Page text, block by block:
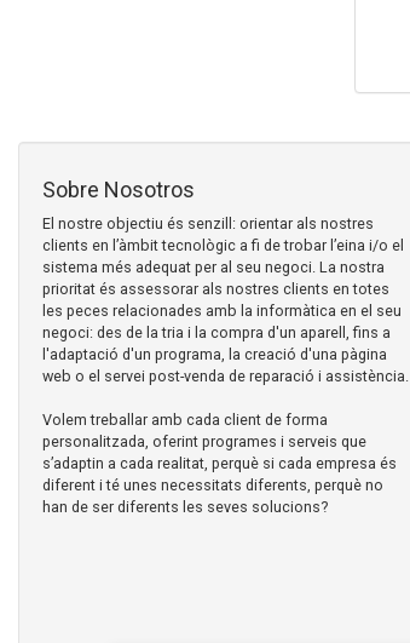
Sobre Nosotros
El nostre objectiu és senzill: orientar als nostres
clients en l’àmbit tecnològic a fi de trobar l’eina i/o el
sistema més adequat per al seu negoci. La nostra
prioritat és assessorar als nostres clients en totes
les peces relacionades amb la informàtica en el seu
negoci: des de la tria i la compra d'un aparell, fins a
l'adaptació d'un programa, la creació d'una pàgina
web o el servei post-venda de reparació i assistència.
Volem treballar amb cada client de forma
personalitzada, oferint programes i serveis que
s’adaptin a cada realitat, perquè si cada empresa és
diferent i té unes necessitats diferents, perquè no
han de ser diferents les seves solucions?